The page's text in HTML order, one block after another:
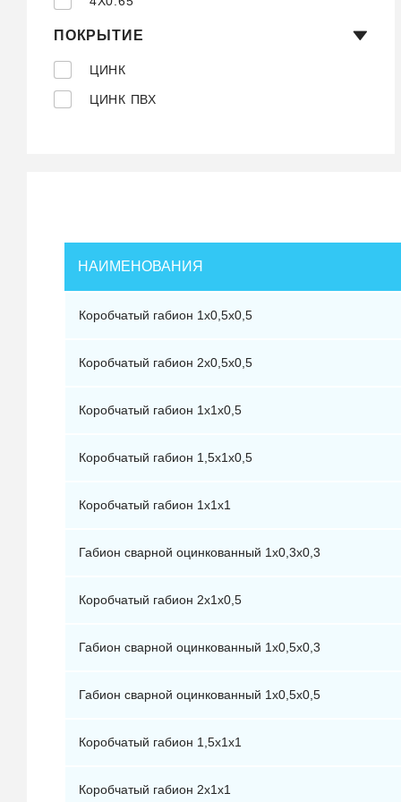
ПОКРЫТИЕ
ЦИНК
ЦИНК ПВХ
НАИМЕНОВАНИЯ
Коробчатый габион 1х0,5х0,5
Коробчатый габион 2х0,5х0,5
Коробчатый габион 1х1х0,5
Коробчатый габион 1,5х1х0,5
Коробчатый габион 1х1х1
Габион сварной оцинкованный 1х0,3х0,3
Коробчатый габион 2x1x0,5
Габион сварной оцинкованный 1х0,5х0,3
Габион сварной оцинкованный 1х0,5х0,5
Коробчатый габион 1,5х1х1
Коробчатый габион 2х1х1